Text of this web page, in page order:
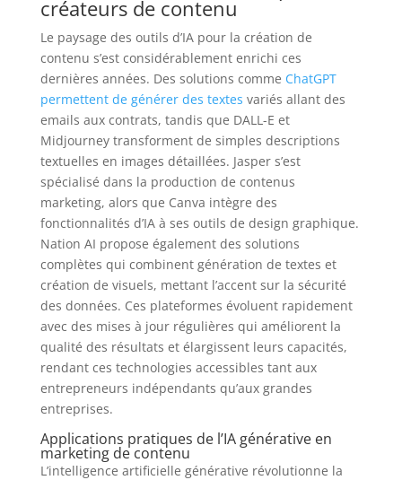
créateurs de contenu
Le paysage des outils d’IA pour la création de
contenu s’est considérablement enrichi ces
dernières années. Des solutions comme ChatGPT
permettent de générer des textes variés allant des
emails aux contrats, tandis que DALL-E et
Midjourney transforment de simples descriptions
textuelles en images détaillées. Jasper s’est
spécialisé dans la production de contenus
marketing, alors que Canva intègre des
fonctionnalités d’IA à ses outils de design graphique.
Nation AI propose également des solutions
complètes qui combinent génération de textes et
création de visuels, mettant l’accent sur la sécurité
des données. Ces plateformes évoluent rapidement
avec des mises à jour régulières qui améliorent la
qualité des résultats et élargissent leurs capacités,
rendant ces technologies accessibles tant aux
entrepreneurs indépendants qu’aux grandes
entreprises.
Applications pratiques de l’IA générative en
marketing de contenu
L’intelligence artificielle générative révolutionne la